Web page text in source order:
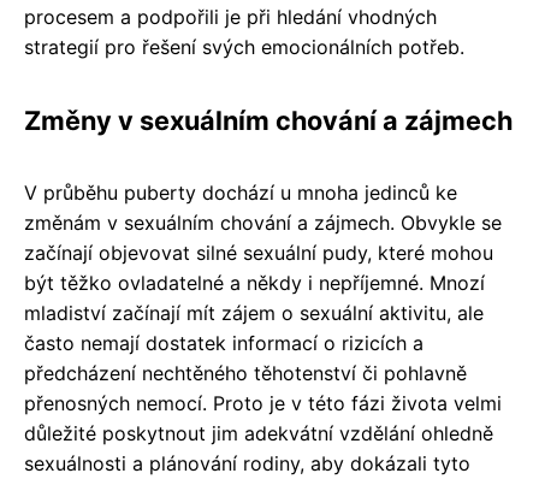
procesem a podpořili je při hledání vhodných
strategií pro řešení svých emocionálních potřeb.
Změny v sexuálním chování a zájmech
V průběhu puberty dochází u mnoha jedinců ke
změnám v sexuálním chování a zájmech. Obvykle se
začínají objevovat silné sexuální pudy, které mohou
být těžko ovladatelné a někdy i nepříjemné. Mnozí
mladiství začínají mít zájem o sexuální aktivitu, ale
často nemají dostatek informací o rizicích a
předcházení nechtěného těhotenství či pohlavně
přenosných nemocí. Proto je v této fázi života velmi
důležité poskytnout jim adekvátní vzdělání ohledně
sexuálnosti a plánování rodiny, aby dokázali tyto